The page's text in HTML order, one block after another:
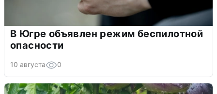
В Югре объявлен режим беспилотной
опасности
10 августа 0